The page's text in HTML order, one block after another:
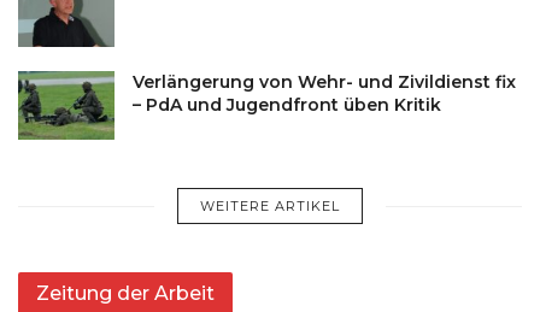
Verlängerung von Wehr- und Zivildienst fix
– PdA und Jugendfront üben Kritik
WEITERE ARTIKEL
Zeitung der Arbeit